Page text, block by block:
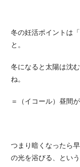
冬の妊活ポイントは「
と。
冬になると太陽は沈
ね。
＝（イコール）昼間
つまり暗くなったら
の光を浴びる、とい